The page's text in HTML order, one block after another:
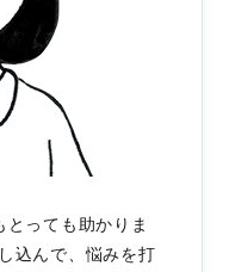
っても助かりま
込んで、悩みを打